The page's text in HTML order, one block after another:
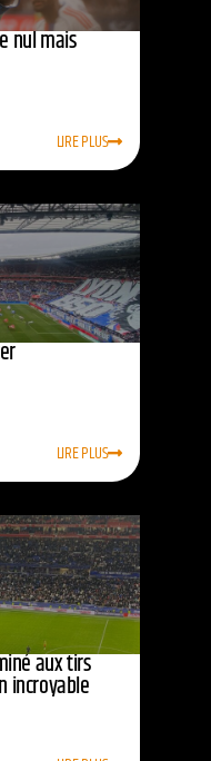
nul mais
LIRE PLUS
LIRE PLUS
aux tirs
incroyable